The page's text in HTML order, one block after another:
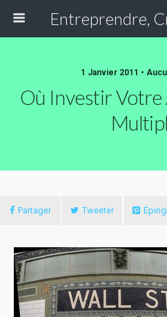
1 Janvier 2011 •
Où Investir Votre
Partager Tweeter